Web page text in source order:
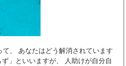
、 あなたはどう解消されています
」といいますが、 人助けが自分自